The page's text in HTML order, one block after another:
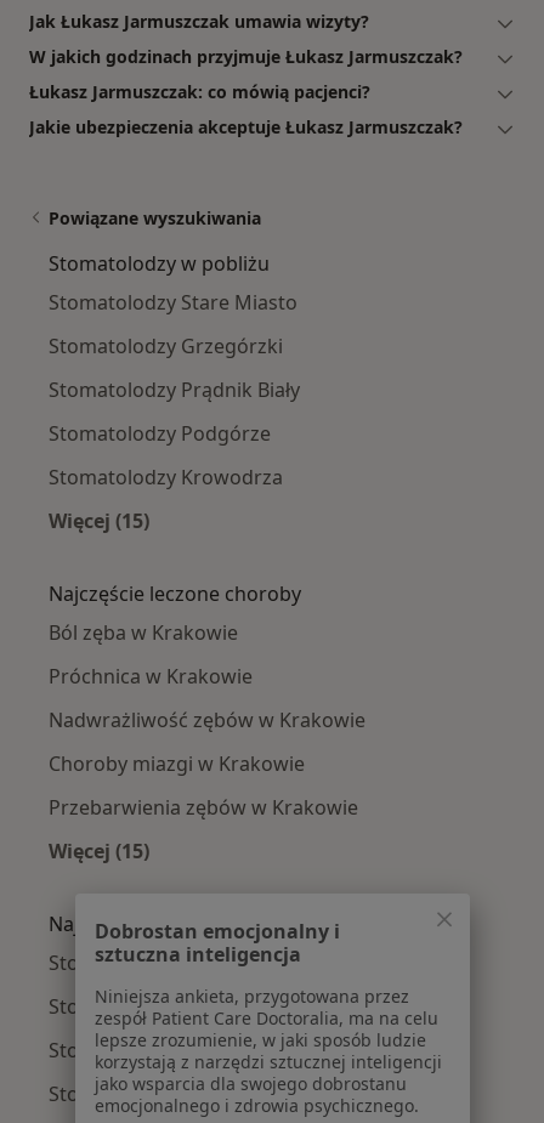
Jak Łukasz Jarmuszczak umawia wizyty?
W jakich godzinach przyjmuje Łukasz Jarmuszczak?
Łukasz Jarmuszczak: co mówią pacjenci?
Jakie ubezpieczenia akceptuje Łukasz Jarmuszczak?
Powiązane wyszukiwania
Stomatolodzy w pobliżu
Stomatolodzy Stare Miasto
Stomatolodzy Grzegórzki
Stomatolodzy Prądnik Biały
Stomatolodzy Podgórze
Stomatolodzy Krowodrza
Więcej (15)
Najczęście leczone choroby
Ból zęba w Krakowie
Próchnica w Krakowie
Nadwrażliwość zębów w Krakowie
Choroby miazgi w Krakowie
Przebarwienia zębów w Krakowie
Więcej (15)
Najpopularniejsze ubezpieczenia
Stomatolodzy z Allianz w Krakowie
Stomatolodzy z Signal Iduna w Krakowie
Stomatolodzy z POLMED w Krakowie
Stomatolodzy z NFZ w Krakowie
Dobrostan emocjonalny i
sztuczna inteligencja
Niniejsza ankieta, przygotowana przez
zespół Patient Care Doctoralia, ma na celu
lepsze zrozumienie, w jaki sposób ludzie
korzystają z narzędzi sztucznej inteligencji
jako wsparcia dla swojego dobrostanu
emocjonalnego i zdrowia psychicznego.